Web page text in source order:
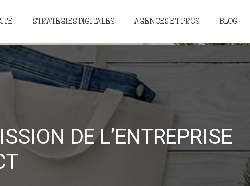
STRATÉGIES DIGITALES AGENCES ET PROS BLOG
DE L’ENTREPRISE